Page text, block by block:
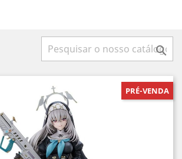

PRÉ-VENDA